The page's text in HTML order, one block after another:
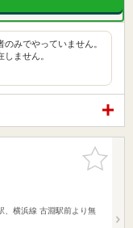
みでやっていません。
ません。
お気に入
りに追加
、横浜線 古淵駅前より無